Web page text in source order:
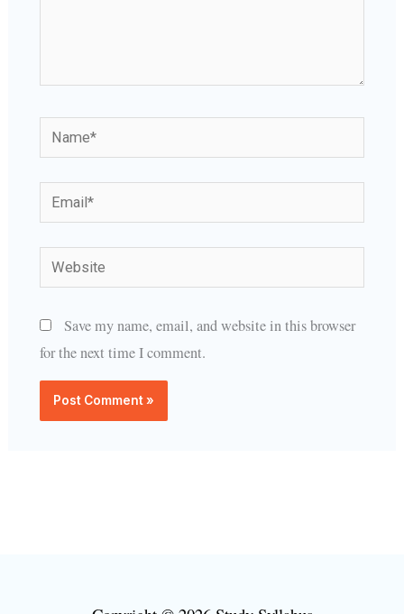
Name*
Email*
Website
Save my name, email, and website in this browser
for the next time I comment.